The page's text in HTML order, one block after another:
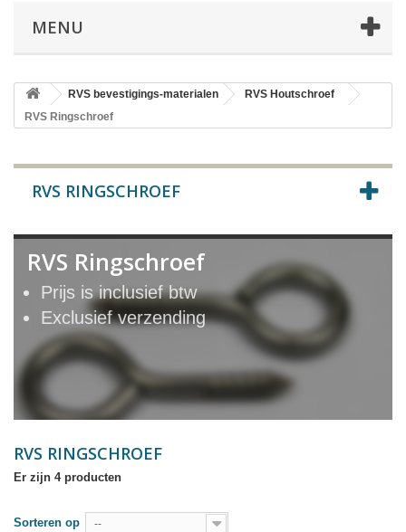
MENU
RVS bevestigings-materialen
RVS Houtschroef
RVS Ringschroef
RVS RINGSCHROEF
RVS Ringschroef
Prijs is inclusief btw
Exclusief verzending
RVS RINGSCHROEF
Er zijn 4 producten
Sorteren op --